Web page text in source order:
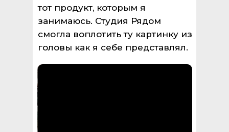
тот продукт, которым я
занимаюсь. Студия Рядом
смогла воплотить ту картинку из
головы как я себе представлял.